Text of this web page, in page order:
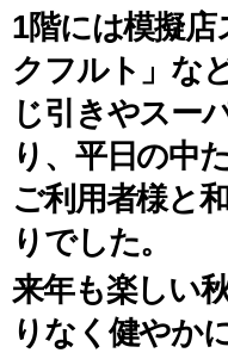
1階には模擬
クフルト」な
じ引きやスー
り、平日の中
ご利用者様と
りでした。
来年も楽しい
りなく健やか